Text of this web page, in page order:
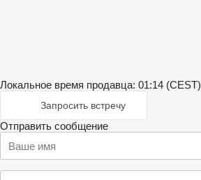
Локальное время продавца: 01:14 (CEST)
Запросить встречу
Отправить сообщение